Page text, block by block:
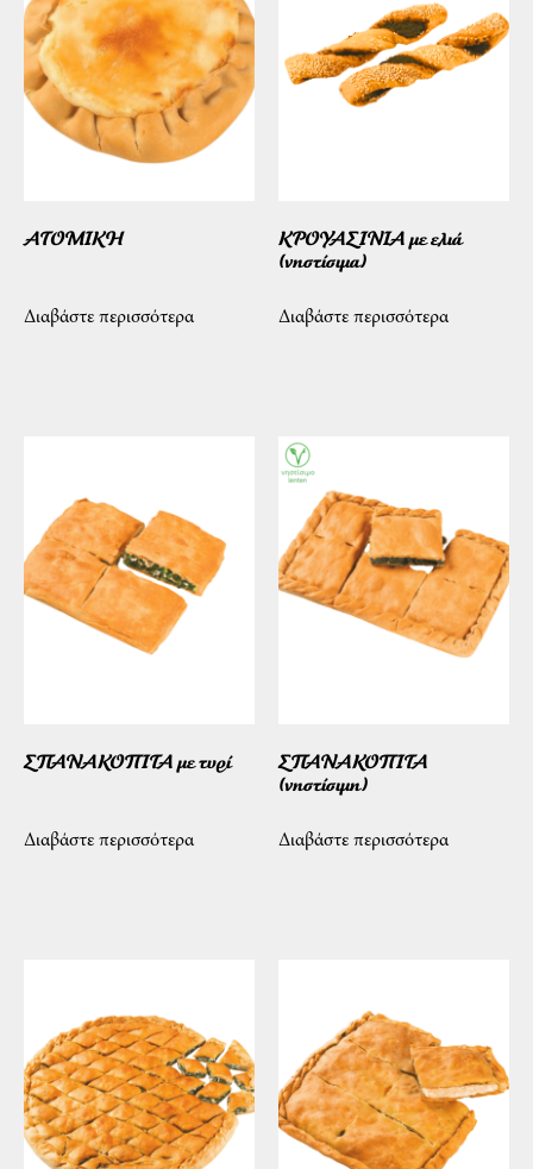
ΑΤΟΜΙΚΗ
Διαβάστε περισσότερα
ΚΡΟΥΑΣΙΝΙΑ με ελιά
(νηστίσιμα)
Διαβάστε περισσότερα
ΣΠΑΝΑΚΟΠΙΤΑ με τυρί
Διαβάστε περισσότερα
ΣΠΑΝΑΚΟΠΙΤΑ
(νηστίσιμη)
Διαβάστε περισσότερα